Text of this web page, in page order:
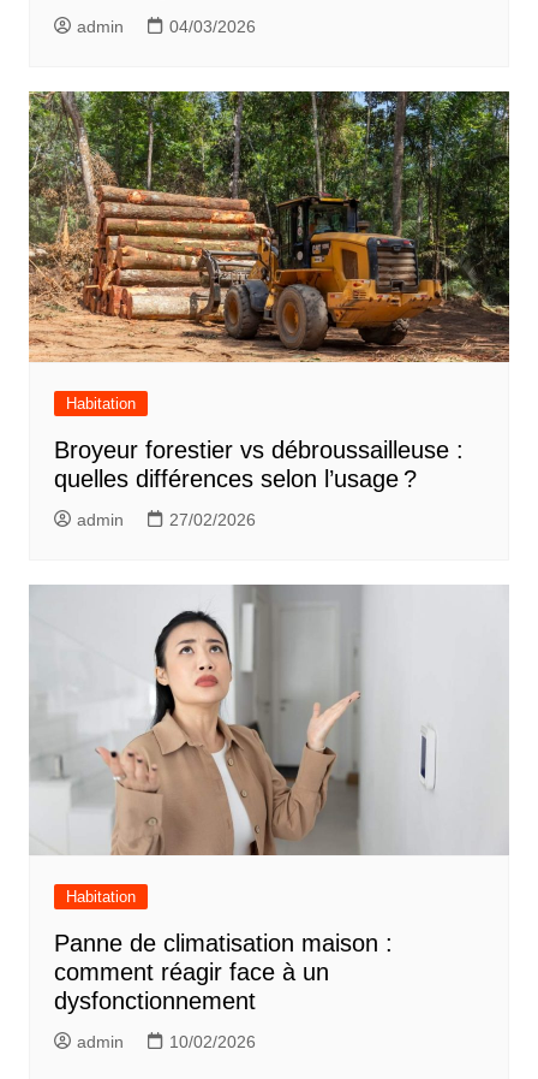
admin 04/03/2026
Habitation
Broyeur forestier vs débroussailleuse :
quelles différences selon l’usage ?
admin 27/02/2026
Habitation
Panne de climatisation maison :
comment réagir face à un
dysfonctionnement
admin 10/02/2026